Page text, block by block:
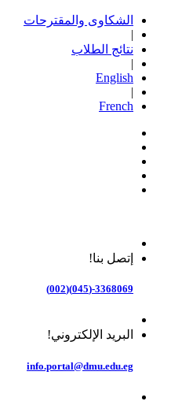
الشكاوى والمقترحات
|
نتائج الطلاب
|
English
|
French
إتصل بنا!
3368069-(045)(002)
البريد الإلكتروني!
info.portal@dmu.edu.eg